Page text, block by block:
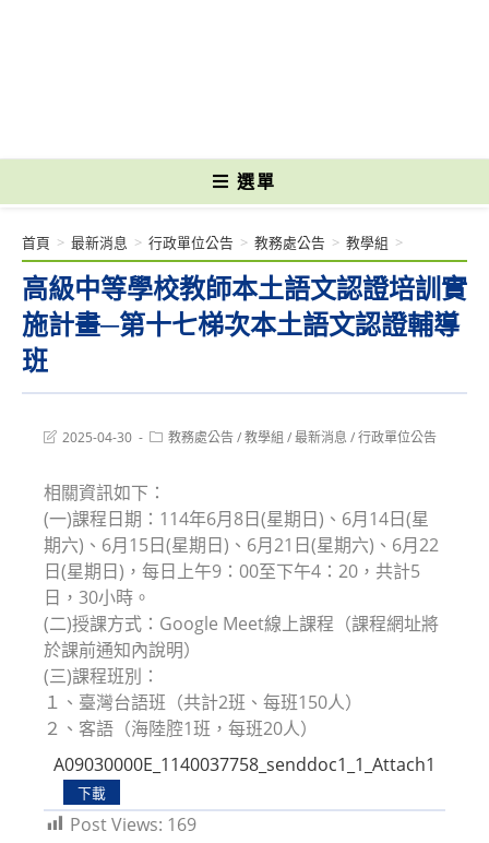
選單
高級中等學校教師本土語文認證培訓實
施計畫─第十七梯次本土語文認證輔導
班
首頁 > 最新消息 > 行政單位公告 > 教務處公告 > 教學組 >
Post2025-04-30
Post教務處公告/教學組 /最新消息 /行政單位公告
相關資訊如下：
(一)課程日期：114年6月8日(星期日)、6月14日(星
期六)、6月15日(星期日)、6月21日(星期六)、6月22
日(星期日)，每日上午9：00至下午4：20，共計5
日，30小時。
(二)授課方式：Google Meet線上課程（課程網址將
於課前通知內說明）
(三)課程班別：
１、臺灣台語班（共計2班、每班150人）
２、客語（海陸腔1班，每班20人）
A09030000E_1140037758_senddoc1_1_Attach1
下載
Post Views: 169